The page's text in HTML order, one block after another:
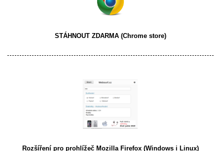
STÁHNOUT ZDARMA (Chrome store)
Rozšíření pro prohlížeč Mozilla Firefox (Windows i Linux)